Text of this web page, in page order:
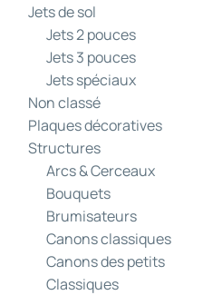
Jets de sol
Jets 2 pouces
Jets 3 pouces
Jets spéciaux
Non classé
Plaques décoratives
Structures
Arcs & Cerceaux
Bouquets
Brumisateurs
Canons classiques
Canons des petits
Classiques